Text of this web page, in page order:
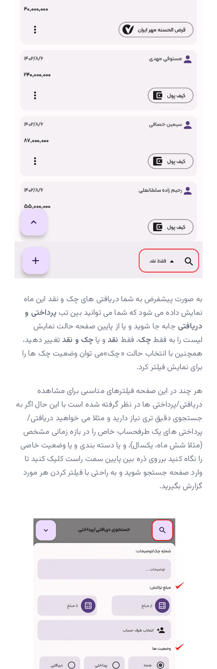
به صورت پیشفرض به شما دریافتی های چک و نقد این ماه
نمایش داده می شود که شما می توانید بین تب پرداختی و
دریافتی جابه جا شوید و یا از پایین صفحه حالت نمایش
لیست را به فقطچک، فقط نقد و یاچک و نقد تغییر دهید،
همچنین با انتخاب حالت «چک»می توان وضعیت چک ها را
برای نمایش فیلتر کرد.
هر چند در این صفحه فیلترهای مناسبی برای مشاهده
دریافتی/پرداختی ها در نظر گرفته شده است با این حال اگر به
جستجوی دقیق تری نیاز دارید و مثلا می خواهید دریافتی/
پرداختی های یک طرفحساب خاص را در بازه زمانی مشخص
(مثلا شش ماه، یکسال)، و یا دسته بندی و یا وضعیت خاصی
را نگاه کنید برروی ذره بین پایین سمت راست کلیک کنید تا
وارد صفحه جستجو شوید و به راحتی با فیلتر کردن هر مورد
گزارش بگیرید.